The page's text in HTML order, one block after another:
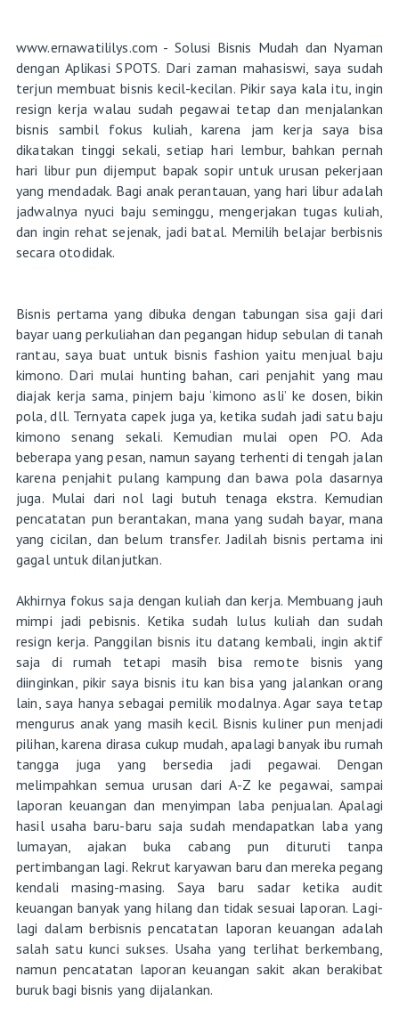
www.ernawatililys.com - Solusi Bisnis Mudah dan Nyaman
dengan Aplikasi SPOTS. Dari zaman mahasiswi, saya sudah
terjun membuat bisnis kecil-kecilan. Pikir saya kala itu, ingin
resign kerja walau sudah pegawai tetap dan menjalankan
bisnis sambil fokus kuliah, karena jam kerja saya bisa
dikatakan tinggi sekali, setiap hari lembur, bahkan pernah
hari libur pun dijemput bapak sopir untuk urusan pekerjaan
yang mendadak. Bagi anak perantauan, yang hari libur adalah
jadwalnya nyuci baju seminggu, mengerjakan tugas kuliah,
dan ingin rehat sejenak, jadi batal. Memilih belajar berbisnis
secara otodidak.
Bisnis pertama yang dibuka dengan tabungan sisa gaji dari
bayar uang perkuliahan dan pegangan hidup sebulan di tanah
rantau, saya buat untuk bisnis fashion yaitu menjual baju
kimono. Dari mulai hunting bahan, cari penjahit yang mau
diajak kerja sama, pinjem baju ‘kimono asli’ ke dosen, bikin
pola, dll. Ternyata capek juga ya, ketika sudah jadi satu baju
kimono senang sekali. Kemudian mulai open PO. Ada
beberapa yang pesan, namun sayang terhenti di tengah jalan
karena penjahit pulang kampung dan bawa pola dasarnya
juga. Mulai dari nol lagi butuh tenaga ekstra. Kemudian
pencatatan pun berantakan, mana yang sudah bayar, mana
yang cicilan, dan belum transfer. Jadilah bisnis pertama ini
gagal untuk dilanjutkan.
Akhirnya fokus saja dengan kuliah dan kerja. Membuang jauh
mimpi jadi pebisnis. Ketika sudah lulus kuliah dan sudah
resign kerja. Panggilan bisnis itu datang kembali, ingin aktif
saja di rumah tetapi masih bisa remote bisnis yang
diinginkan, pikir saya bisnis itu kan bisa yang jalankan orang
lain, saya hanya sebagai pemilik modalnya. Agar saya tetap
mengurus anak yang masih kecil. Bisnis kuliner pun menjadi
pilihan, karena dirasa cukup mudah, apalagi banyak ibu rumah
tangga juga yang bersedia jadi pegawai. Dengan
melimpahkan semua urusan dari A-Z ke pegawai, sampai
laporan keuangan dan menyimpan laba penjualan. Apalagi
hasil usaha baru-baru saja sudah mendapatkan laba yang
lumayan, ajakan buka cabang pun dituruti tanpa
pertimbangan lagi. Rekrut karyawan baru dan mereka pegang
kendali masing-masing. Saya baru sadar ketika audit
keuangan banyak yang hilang dan tidak sesuai laporan. Lagi-
lagi dalam berbisnis pencatatan laporan keuangan adalah
salah satu kunci sukses. Usaha yang terlihat berkembang,
namun pencatatan laporan keuangan sakit akan berakibat
buruk bagi bisnis yang dijalankan.